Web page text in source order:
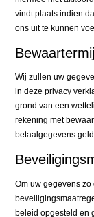
vindt plaats indien
ons uit te kunnen
Wij zullen uw
in deze privacy
grond van een
rekening met
betaalgegevens
Om uw gegevens
beleid opgesteld en